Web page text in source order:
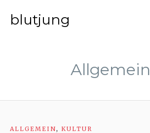
blutjung
Allgemein
ALLGEMEIN, KULTUR